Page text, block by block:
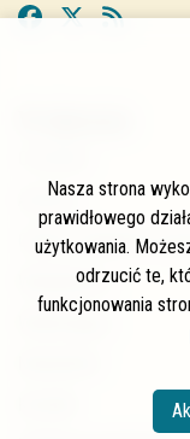
Autorzy
Często zadawane
Współpraca
Nasza strona
prawidłowego
użytkowania.
odrzucić te,
funkcjonowania